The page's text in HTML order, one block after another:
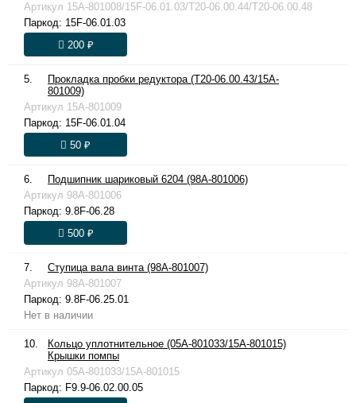
Артикул 15A-801008/15F-06.01.03/T20-06.00.44/T20-06.00.48
Паркод: 15F-06.01.03
200 ₽
5.
Прокладка пробки редуктора (T20-06.00.43/15A-
801009)
Артикул 15A-801009
Паркод: 15F-06.01.04
50 ₽
6.
Подшипник шариковый 6204 (98A-801006)
Артикул 98A-801006
Паркод: 9.8F-06.28
500 ₽
7.
Ступица вала винта (98A-801007)
Артикул 98A-801007
Паркод: 9.8F-06.25.01
Нет в наличии
10.
Кольцо уплотнительное (05A-801033/15A-801015)
Крышки помпы
Артикул 05A-801033/15A-801015
Паркод: F9.9-06.02.00.05